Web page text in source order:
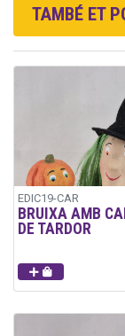
TAMBÉ ET
EDIC19-CAR
BRUIXA AMB
DE TARDOR